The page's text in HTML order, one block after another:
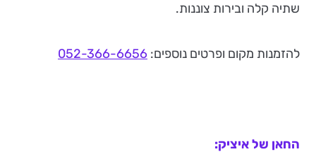
שתיה קלה ובירות צוננות.
להזמנות מקום ופרטים נוספים: 052-366-6656
החאן של איציק: